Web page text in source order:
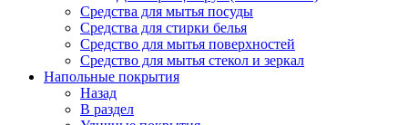
Средства для мытья посуды
Средства для стирки белья
Средство для мытья поверхностей
Средство для мытья стекол и зеркал
Напольные покрытия
Назад
В раздел